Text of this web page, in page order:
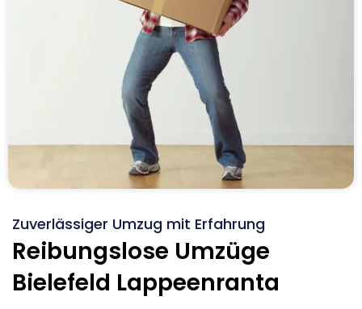
Zuverlässiger Umzug mit Erfahrung
Reibungslose Umzüge
Bielefeld Lappeenranta